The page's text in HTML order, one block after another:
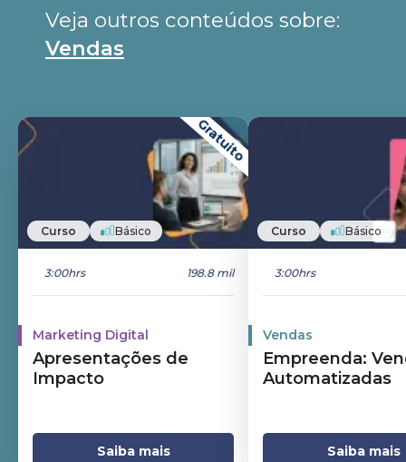
Vendas
Gratuito
Curso Básico
3:00hrs 198.8 mil
Marketing Digital
Apresentações de
Impacto
Saiba mais
Curso Básico
3:00hrs
Vendas
Empreenda:
Automatizadas
Saiba mais